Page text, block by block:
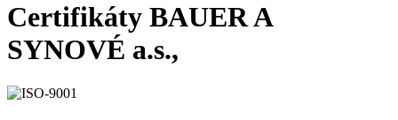
Certifikáty BAUER A
SYNOVÉ a.s.,